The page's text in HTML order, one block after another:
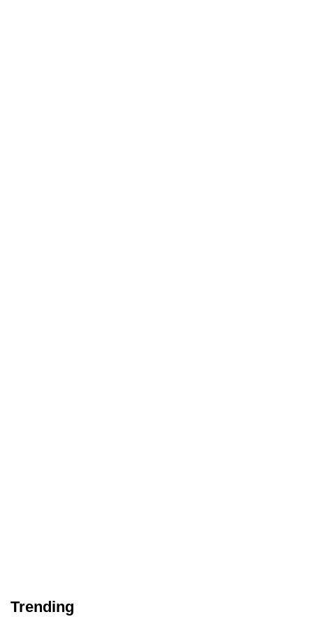
Trending